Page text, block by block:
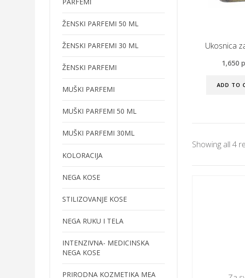
Ukosnica
1,650
ADD TO
Showing all 4
ŽENSKI PARFEMI 50 ML
ŽENSKI PARFEMI 30 ML
ŽENSKI PARFEMI
MUŠKI PARFEMI
MUŠKI PARFEMI 50 ML
MUŠKI PARFEMI 30ML
KOLORACIJA
NEGA KOSE
STILIZOVANJE KOSE
NEGA RUKU I TELA
INTENZIVNA- MEDICINSKA
NEGA KOSE
PRIRODNA KOZMETIKA MEA